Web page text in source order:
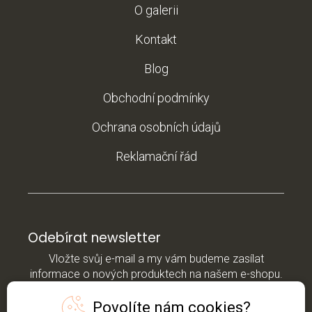
Povolíte nám cookies?
O galerii
Kontakt
Blog
Obchodní podmínky
Ochrana osobních údajů
Reklamační řád
Odebírat newsletter
Vložte svůj e-mail a my vám budeme zasílat
informace o nových produktech na našem e-shopu.